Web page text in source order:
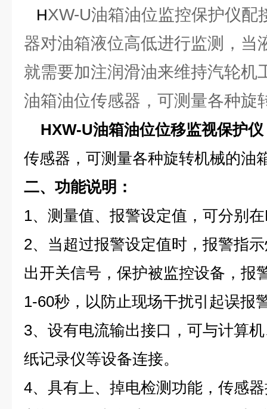
HXW-U油箱油位监控保护仪配
器对油箱液位高低进行监测，当
就需要加注润滑油来维持汽轮机
油箱油位传感器，可测量各种旋
HXW-U油箱油位位移监视保护仪
传感器，可测量各种旋转机械的油
二、功能说明：
1、测量值、报警设定值，可分别
2、当超过报警设定值时，报警指
出开关信号，保护被监控设备，报
1-60秒，以防止现场干扰引起误报
3、设有电流输出接口，可与计算
纸记录仪等设备连接。
4、具有上、掉电检测功能，传感